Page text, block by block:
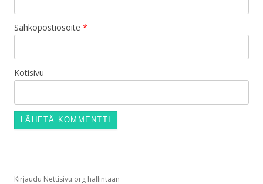
Sähköpostiosoite *
Kotisivu
Kirjaudu Nettisivu.org hallintaan